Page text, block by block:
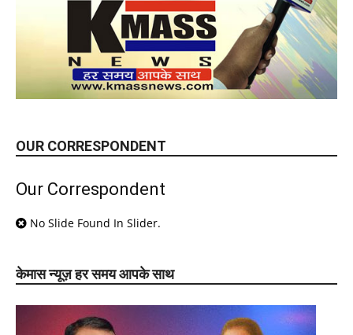
OUR CORRESPONDENT
Our Correspondent
No Slide Found In Slider.
केमास न्यूज़ हर समय आपके साथ